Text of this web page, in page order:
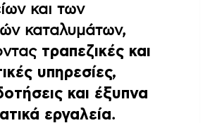
και των
καταλυμάτων,
τραπεζικές και
υπηρεσίες,
και έξυπνα
εργαλεία.